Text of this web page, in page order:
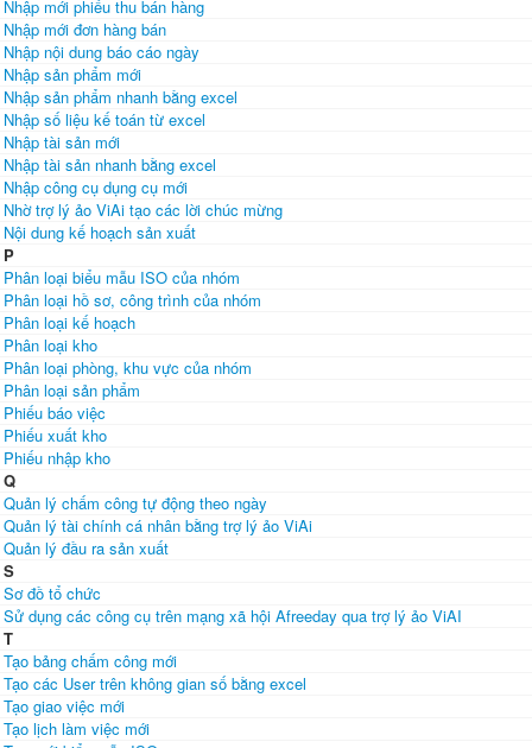
Nhập mới phiếu thu bán hàng
Nhập mới đơn hàng bán
Nhập nội dung báo cáo ngày
Nhập sản phẩm mới
Nhập sản phẩm nhanh bằng excel
Nhập số liệu kế toán từ excel
Nhập tài sản mới
Nhập tài sản nhanh bằng excel
Nhập công cụ dụng cụ mới
Nhờ trợ lý ảo ViAi tạo các lời chúc mừng
Nội dung kế hoạch sản xuất
P
Phân loại biểu mẫu ISO của nhóm
Phân loại hồ sơ, công trình của nhóm
Phân loại kế hoạch
Phân loại kho
Phân loại phòng, khu vực của nhóm
Phân loại sản phẩm
Phiếu báo việc
Phiếu xuất kho
Phiếu nhập kho
Q
Quản lý chấm công tự động theo ngày
Quản lý tài chính cá nhân bằng trợ lý ảo ViAi
Quản lý đầu ra sản xuất
S
Sơ đồ tổ chức
Sử dụng các công cụ trên mạng xã hội Afreeday qua trợ lý ảo ViAI
T
Tạo bảng chấm công mới
Tạo các User trên không gian số bằng excel
Tạo giao việc mới
Tạo lịch làm việc mới